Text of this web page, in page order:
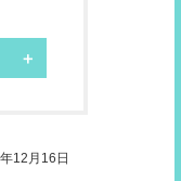
12月16日